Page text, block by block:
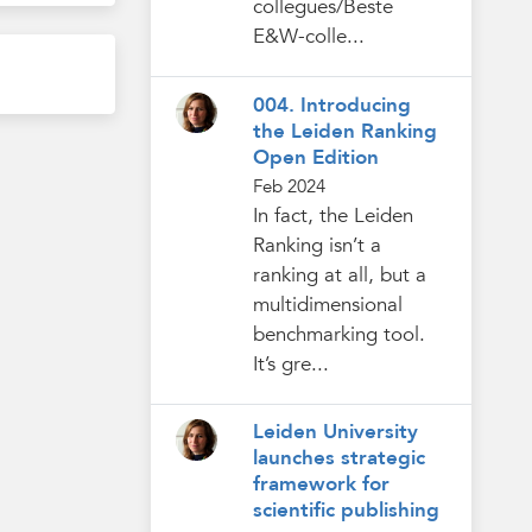
collegues/Beste
E&W-colle...
004. Introducing
the Leiden Ranking
Open Edition
Feb 2024
In fact, the Leiden
Ranking isn’t a
ranking at all, but a
multidimensional
benchmarking tool.
It’s gre...
Leiden University
launches strategic
framework for
scientific publishing